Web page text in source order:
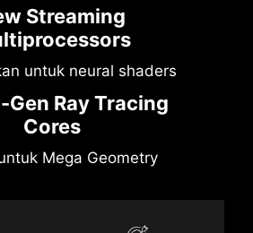
Streaming
untuk neural shaders
Gen Ray Tracing
Cores
Mega Geometry